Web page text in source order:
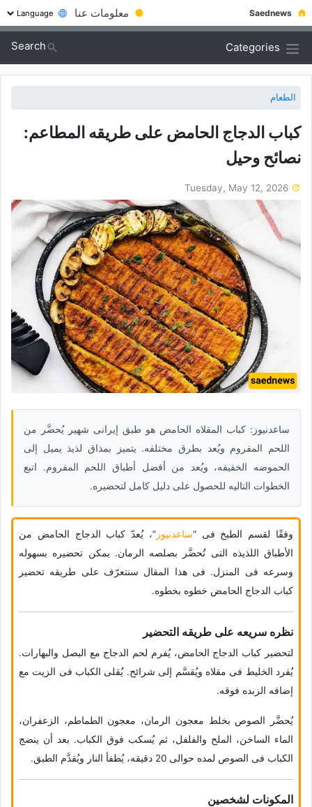
Saednews
● معلومات عنا
Categories
Search
الطعام
کباب الدجاج الحامض على طریقه المطاعم:
نصائح وحیل
ساعدنیوز: کباب المقلاه الحامض هو طبق إیرانی شهیر یُحضَّر من
اللحم المفروم ویُعد بطرق مختلفه. یتمیز بمذاق لذیذ یمیل إلى
الحموضه الخفیفه، ویُعد من أفضل أطباق اللحم المفروم. اتبع
الخطوات التالیه للحصول على دلیل کامل لتحضیره.
وفقًا لقسم الطبخ فی “ساعدنیوز”، یُعدّ کباب الدجاج الحامض من
الأطباق اللذیذه التی تُحضَّر بصلصه الرمان. یمکن تحضیره بسهوله
وسرعه فی المنزل. فی هذا المقال سنتعرّف على طریقه تحضیر
کباب الدجاج الحامض خطوه بخطوه.
نظره سریعه على طریقه التحضیر
لتحضیر کباب الدجاج الحامض، یُفرم لحم الدجاج مع البصل والبهارات.
یُفرد الخلیط فی مقلاه ویُقسَّم إلى شرائح. یُقلى الکباب فی الزیت مع
إضافه الزبده فوقه.
یُحضَّر الصوص بخلط معجون الرمان، معجون الطماطم، الزعفران،
الماء الساخن، الملح والفلفل، ثم یُسکب فوق الکباب. بعد أن ینضج
الکباب فی الصوص لمده حوالی 20 دقیقه، یُطفأ النار ویُقدَّم الطبق.
المکونات لشخصین